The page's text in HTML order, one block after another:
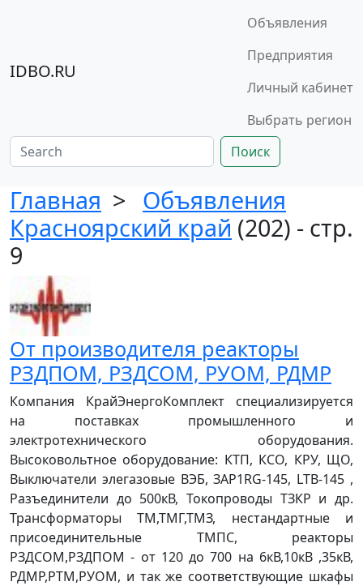
IDBO.RU
Объявления
Предприятия
Личный кабинет
Выбрать регион
Поиск
Главная > Объявления
Красноярский край (202) - стр.
9
От производителя реакторы
РЗДПОМ, РЗДСОМ, РУОМ, РДМР
Компания КрайЭнергоКомплект специализируется
на поставках промышленного и
электротехнического оборудования.
Высоковольтное оборудование: КТП, КСО, КРУ, ЩО,
Выключатели элегазовые ВЭБ, ЗАР1RG-145, LTВ-145 ,
Разъединители до 500кВ, Токопроводы ТЗКР и др.
Трансформаторы ТМ,ТМГ,ТМЗ, нестандартные и
присоединительные ТМПС, реакторы
РЗДСОМ,РЗДПОМ - от 120 до 700 на 6кВ,10кВ ,35кВ,
РДМР,РТМ,РУОМ, и так же соответствующие шкафы